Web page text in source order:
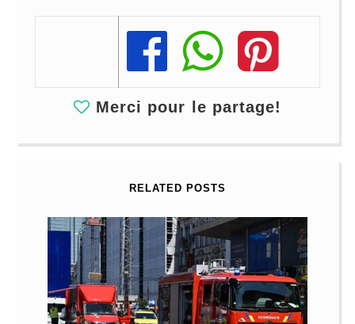
Share
Share
Share
Merci pour le partage!
RELATED POSTS